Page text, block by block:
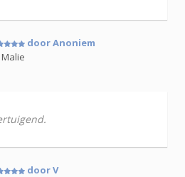
door Anoniem
door V